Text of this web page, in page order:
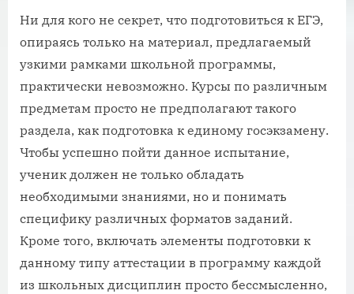
Ни для кого не секрет, что подготовиться к ЕГЭ,
опираясь только на материал, предлагаемый
узкими рамками школьной программы,
практически невозможно. Курсы по различным
предметам просто не предполагают такого
раздела, как подготовка к единому госэкзамену.
Чтобы успешно пойти данное испытание,
ученик должен не только обладать
необходимыми знаниями, но и понимать
специфику различных форматов заданий.
Кроме того, включать элементы подготовки к
данному типу аттестации в программу каждой
из школьных дисциплин просто бессмысленно,